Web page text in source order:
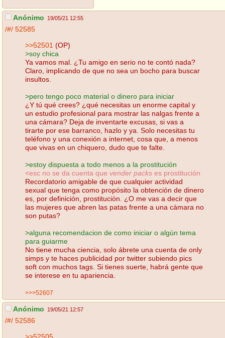
Anónimo 19/05/21 12:55
/#/ 52585
>>52501 (OP)
>soy chica
Ya vamos mal. ¿Tu amigo en serio no te contó nada?
Claro, implicando de que no sea un bocho para buscar
insultos.
>pero tengo poco material o dinero para iniciar
¿Y tú qué crees? ¿qué necesitas un enorme capital y
un estudio profesional para mostrar las nalgas frente a
una cámara? Deja de inventarte excusas, si vas a
tirarte por ese barranco, hazlo y ya. Solo necesitas tu
teléfono y una conexión a internet, cosa que, a menos
que vivas en un chiquero, dudo que te falte.
>estoy dispuesta a todo menos a la prostitución
<esc no se da cuenta que vender packs es prostitución
Recordatorio amigable de que cualquier actividad
sexual que tenga como propósito la obtención de dinero
es, por definición, prostitución. ¿O me vas a decir que
las mujeres que abren las patas frente a una cámara no
son putas?
>alguna recomendacion de como iniciar o algún tema
para guiarme
No tiene mucha ciencia, solo ábrete una cuenta de only
simps y te haces publicidad por twitter subiendo pics
soft con muchos tags. Si tienes suerte, habrá gente que
se interese en tu apariencia.
>>>52607
Anónimo 19/05/21 12:57
/#/ 52586